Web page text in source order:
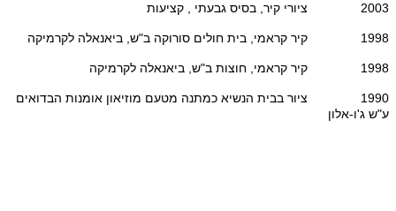
2003 ציורי קיר, בסיס גבעתי , קציעות
1998 קיר קראמי, בית חולים סורוקה ב"ש, ביאנאלה לקרמיקה
1998 קיר קראמי, חוצות ב"ש, ביאנאלה לקרמיקה
1990 ציור בבית הנשיא כמתנה מטעם מוזיאון אומנות הבדואים
ע"ש ג'ו-אלון